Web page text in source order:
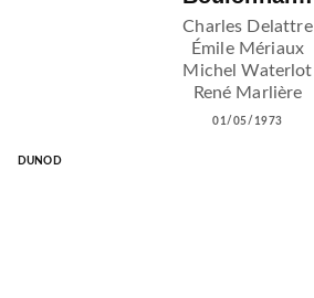
Charles Delattre
Émile Mériaux
Michel Waterlot
René Marlière
01/05/1973
DUNOD